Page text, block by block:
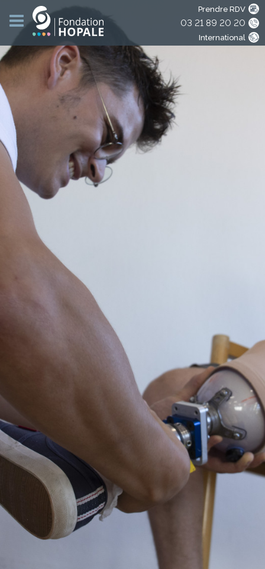
Prendre RDV
03 21 89 20 20
International